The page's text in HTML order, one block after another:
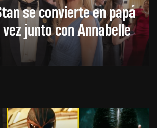
se convierte en papá
junto con Annabelle